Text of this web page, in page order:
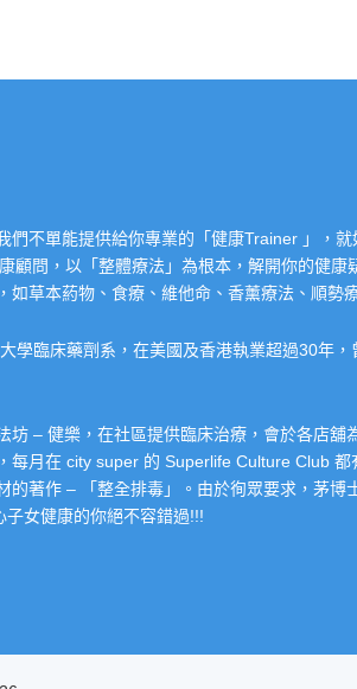
們不單能提供給你專業的「健康Trainer 」，
顧問，以「整體療法」為根本，解開你的健康
草本葯物、食療、維他命、香薰療法、順勢
學臨床藥劑系，在美國及香港執業超過30年
坊 – 健樂，在社區提供臨床治療，會於各店舖
每月在 city super 的 Superlife Culture Club
的著作 – 「整全排毒」。由於徇眾要求，茅博
子女健康的你絕不容錯過!!!